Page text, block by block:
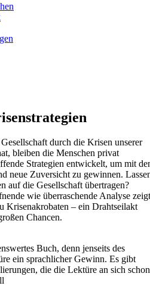
durch die Krisen unserer
bleiben die Menschen privat
Strategien entwickelt, um mit
neue Zuversicht zu gewinnen.
auf die Gesellschaft übertragen?
wie überraschende Analyse
Krisenakrobaten – ein Drahtseilakt
Chancen.
Buch, denn jenseits des
ein sprachlicher Gewinn. Es gibt
die die Lektüre an sich schon